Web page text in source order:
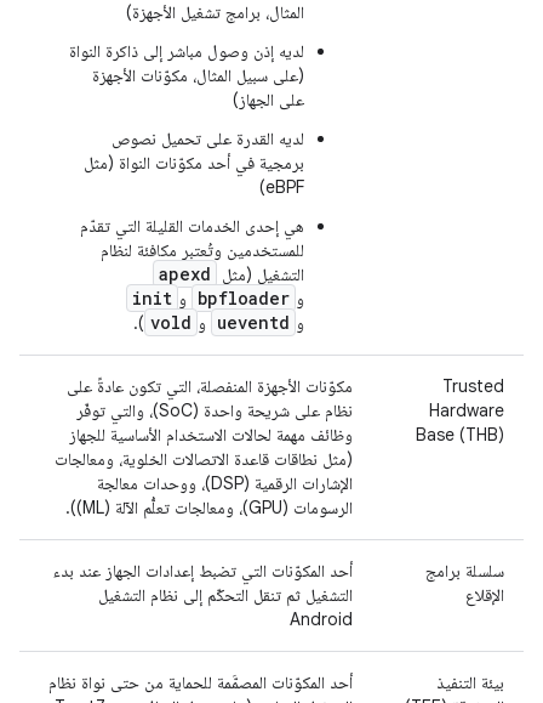
المثال، برامج تشغيل الأجهزة)
لديه إذن وصول مباشر إلى ذاكرة النواة
(على سبيل المثال، مكوّنات الأجهزة
على الجهاز)
لديه القدرة على تحميل نصوص
برمجية في أحد مكوّنات النواة (مثل
eBPF)
هي إحدى الخدمات القليلة التي تقدّم
للمستخدمين وتُعتبر مكافئة لنظام
التشغيل (مثل
apexd
و bpfloader و init
و ueventd و vold
).
Trusted
Hardware
Base (THB)
مكوّنات الأجهزة المنفصلة، التي تكون عادةً على
نظام على شريحة واحدة (SoC)، والتي توفّر
وظائف مهمة لحالات الاستخدام الأساسية للجهاز
(مثل نطاقات قاعدة الاتصالات الخلوية، ومعالجات
الإشارات الرقمية (DSP)، ووحدات معالجة
الرسومات (GPU)، ومعالجات تعلُّم الآلة (ML)).
سلسلة برامج
الإقلاع
أحد المكوّنات التي تضبط إعدادات الجهاز عند بدء
التشغيل ثم تنقل التحكّم إلى نظام التشغيل
Android
بيئة التنفيذ
أحد المكوّنات المصمَّمة للحماية من حتى نواة نظام